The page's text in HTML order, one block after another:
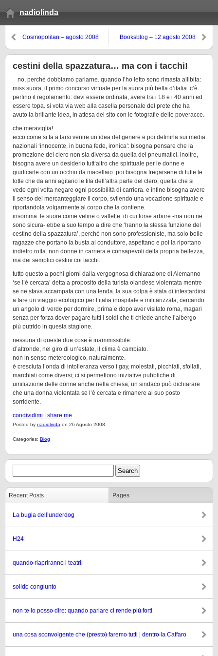
nadiolinda
Cosmopolitan – agosto 2008 Booksblog – 12 agosto 2008
cestini della spazzatura… ma con i tacchi!
no, perché dobbiamo parlarne. quando l’ho letto sono rimasta allibita:
miss suora, il primo concorso virtuale per la suora più bella d’italia. c’è
perfino il regolamento: devi essere ordinata, avere tra i 18 e i 40 anni ed
essere topa. si vota via web alla casella personale del prete che ha
avuto la brillante idea, in attesa del sito con le fotografie delle poveracce.
che meraviglia!
ecco come si fa a farsi venire un’idea del genere e poi definirla sui media
nazionali ‘innocente, in buona fede, ironica’: bisogna pensare che la
promozione del clero non sia diversa da quella dei pneumatici. inoltre,
bisogna avere un desiderio tutt’altro che spirituale per le donne e
giudicarle con un occhio da macellaio. poi bisogna fregarsene di tutte le
lotte che da anni agitano le fila dell’altra parte del clero, quella che si
vede ogni volta negare ogni possibilità di carriera. e infine bisogna avere
il senso del mercanteggiare il corpo, svilendo una vocazione spirituale e
riportandola volgarmente al corpo che la contiene.
insomma: le suore come veline o vallette. di cui forse arbore -ma non ne
sono sicura- ebbe a suo tempo a dire che ‘hanno la stessa funzione del
cestino della spazzatura’, perché non sono professioniste, ma solo belle
ragazze che portano la busta al conduttore, aspettano e poi la riportano
indietro rotta. non donne in carriera e consapevoli della propria bellezza,
ma dei semplici cestini coi tacchi.
tutto questo a pochi giorni dalla vergognosa dichiarazione di Alemanno
‘se l’è cercata’ detta a proposito della turista olandese violentata mentre
se ne stava accampata con una tenda. la sua colpa è stata di intestardirsi
a fare un viaggio ecologico per l’italia inospitale e militarizzata, cercando
un angolo di verde per dormire, prima e dopo aver visitato roma, magari
senza per forza dover pagare tutti i soldi che ti chiede anche l’albergo
più putrido in questa stagione.
nessuna di queste due cose è inammissibile.
d’altronde, nel giro di un’estate, il clima è cambiato.
non in senso metereologico, naturalmente.
è cresciuta l’onda di intolleranza verso i gay, molestati, picchiati, sfollati,
marchiati come diversi; ci si permettono iniziative pubbliche di
umiliazione delle donne anche nella chiesa; un sindaco può dichiarare
che una donna violentata se l’è cercata e rimanere al suo posto
sorridente.
condividimi | share me
Posted by nadiolinda on 26 Agosto 2008.
Categories: Blog
Recent Posts Pages
La bugia dell’underdog
H24
quando riapriranno i teatri
solido congiunto
non te lo posso dire: quando parlare ci rende più forti
una cosa sconvolgente che (presto) faremo tutti | dentro la Caffaro